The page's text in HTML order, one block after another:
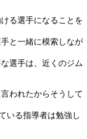
る選手になることを
と一緒に模索しなが
選手は、近くのジム
われたからそうして
いる指導者は勉強し